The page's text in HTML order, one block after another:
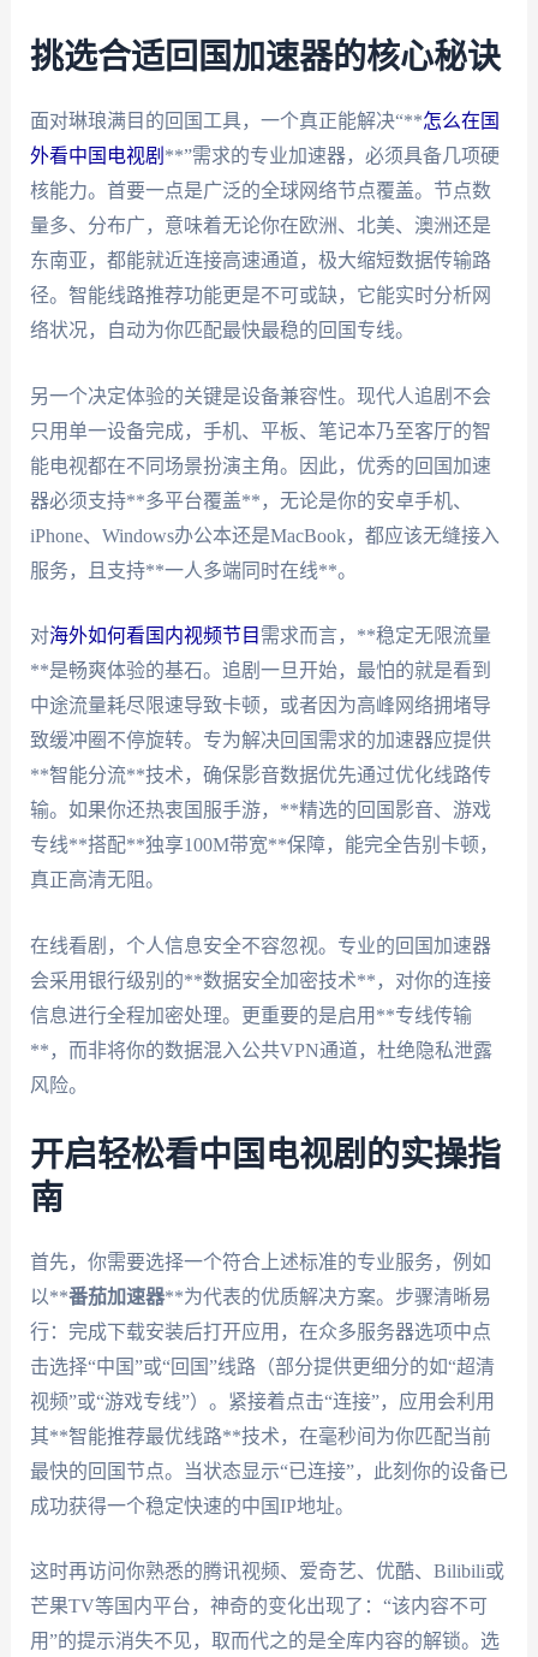
挑选合适回国加速器的核心秘诀
面对琳琅满目的回国工具，一个真正能解决“**怎么在国
外看中国电视剧 **”需求的专业加速器，必须具备几项硬
核能力。首要一点是广泛的全球网络节点覆盖。节点数
量多、分布广，意味着无论你在欧洲、北美、澳洲还是
东南亚，都能就近连接高速通道，极大缩短数据传输路
径。智能线路推荐功能更是不可或缺，它能实时分析网
络状况，自动为你匹配最快最稳的回国专线。
另一个决定体验的关键是设备兼容性。现代人追剧不会
只用单一设备完成，手机、平板、笔记本乃至客厅的智
能电视都在不同场景扮演主角。因此，优秀的回国加速
器必须支持**多平台覆盖**，无论是你的安卓手机、
iPhone、Windows办公本还是MacBook，都应该无缝接入
服务，且支持**一人多端同时在线**。
对海外如何看国内视频节目 需求而言，**稳定无限流量
**是畅爽体验的基石。追剧一旦开始，最怕的就是看到
中途流量耗尽限速导致卡顿，或者因为高峰网络拥堵导
致缓冲圈不停旋转。专为解决回国需求的加速器应提供
**智能分流**技术，确保影音数据优先通过优化线路传
输。如果你还热衷国服手游，**精选的回国影音、游戏
专线**搭配**独享100M带宽**保障，能完全告别卡顿，
真正高清无阻。
在线看剧，个人信息安全不容忽视。专业的回国加速器
会采用银行级别的**数据安全加密技术**，对你的连接
信息进行全程加密处理。更重要的是启用**专线传输
**，而非将你的数据混入公共VPN通道，杜绝隐私泄露
风险。
开启轻松看中国电视剧的实操指
南
首先，你需要选择一个符合上述标准的专业服务，例如
以**番茄加速器**为代表的优质解决方案。步骤清晰易
行：完成下载安装后打开应用，在众多服务器选项中点
击选择“中国”或“回国”线路（部分提供更细分的如“超清
视频”或“游戏专线”）。紧接着点击“连接”，应用会利用
其**智能推荐最优线路**技术，在毫秒间为你匹配当前
最快的回国节点。当状态显示“已连接”，此刻你的设备已
成功获得一个稳定快速的中国IP地址。
这时再访问你熟悉的腾讯视频、爱奇艺、优酷、Bilibili或
芒果TV等国内平台，神奇的变化出现了：“该内容不可
用”的提示消失不见，取而代之的是全库内容的解锁。选